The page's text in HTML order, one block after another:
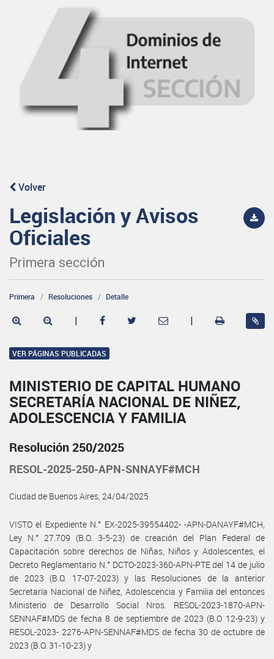
Volver
Legislación y Avisos
Oficiales
Primera sección
Primera Resoluciones Detalle
| |
VER PÁGINAS PUBLICADAS
MINISTERIO DE CAPITAL HUMANO
SECRETARÍA NACIONAL DE NIÑEZ,
ADOLESCENCIA Y FAMILIA
Resolución 250/2025
RESOL-2025-250-APN-SNNAYF#MCH
Ciudad de Buenos Aires, 24/04/2025
VISTO el Expediente N.° EX-2025-39554402- -APN-DANAYF#MCH,
Ley N.° 27.709 (B.O. 3-5-23) de creación del Plan Federal de
Capacitación sobre derechos de Niñas, Niños y Adolescentes, el
Decreto Reglamentario N.° DCTO-2023-360-APN-PTE del 14 de julio
de 2023 (B.O. 17-07-2023) y las Resoluciones de la anterior
Secretaría Nacional de Niñez, Adolescencia y Familia del entonces
Ministerio de Desarrollo Social Nros. RESOL-2023-1870-APN-
SENNAF#MDS de fecha 8 de septiembre de 2023 (B.O 12-9-23) y
RESOL-2023- 2276-APN-SENNAF#MDS de fecha 30 de octubre de
2023 (B.O. 31-10-23) y